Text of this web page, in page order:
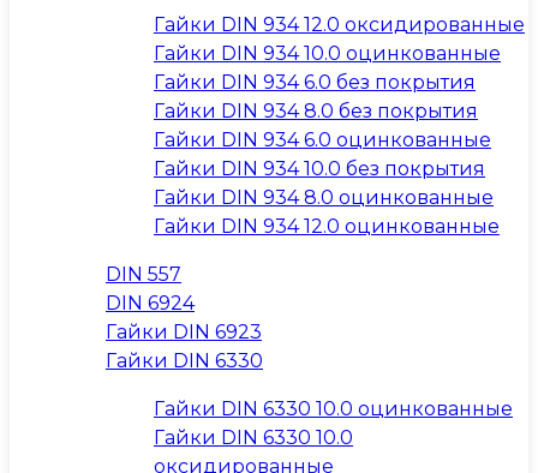
Гайки DIN 934 12.0 оксидированные
Гайки DIN 934 10.0 оцинкованные
Гайки DIN 934 6.0 без покрытия
Гайки DIN 934 8.0 без покрытия
Гайки DIN 934 6.0 оцинкованные
Гайки DIN 934 10.0 без покрытия
Гайки DIN 934 8.0 оцинкованные
Гайки DIN 934 12.0 оцинкованные
DIN 557
DIN 6924
Гайки DIN 6923
Гайки DIN 6330
Гайки DIN 6330 10.0 оцинкованные
Гайки DIN 6330 10.0
оксидированные